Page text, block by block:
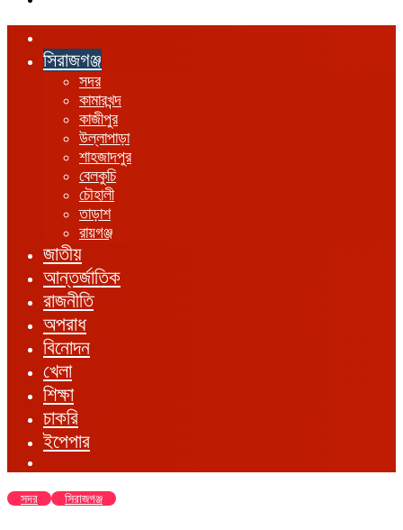
সিরাজগঞ্জ
সদর
কামারখন্দ
কাজীপুর
উল্লাপাড়া
শাহজাদপুর
বেলকুচি
চৌহালী
তাড়াশ
রায়গঞ্জ
জাতীয়
আন্তর্জাতিক
রাজনীতি
অপরাধ
বিনোদন
খেলা
শিক্ষা
চাকরি
ইপেপার
সদর সিরাজগঞ্জ